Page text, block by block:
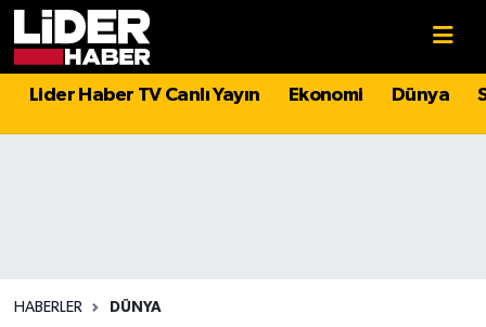
Lider Haber TV Canlı Yayın Ekonomi Dünya
HABERLER DÜNYA
Politika
Magazin
Hava Durumu
Süper Lig Puan Durumu ve Fikstür